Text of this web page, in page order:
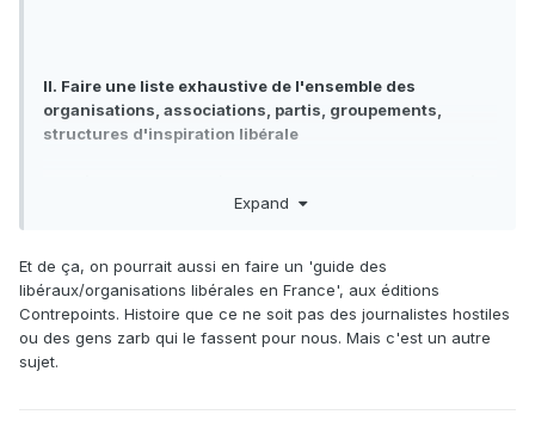
II. Faire une liste exhaustive de l'ensemble des
organisations, associations, partis, groupements,
structures d'inspiration libérale
combien utile : une cartographie (idéalement actualisée) de
le nom de la structure ;
la personne à contacter ;
une évaluation des effectifs (avec, pourquoi pas,
l'organigramme de la "tête" si on veut être super
Expand
Et de ça, on pourrait aussi en faire un 'guide des
libéraux/organisations libérales en France', aux éditions
Contrepoints. Histoire que ce ne soit pas des journalistes hostiles
ou des gens zarb qui le fassent pour nous. Mais c'est un autre
sujet.